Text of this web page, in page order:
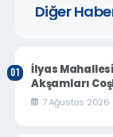
Diğer
İlyas
Akşamları
7 Ağustos 2026